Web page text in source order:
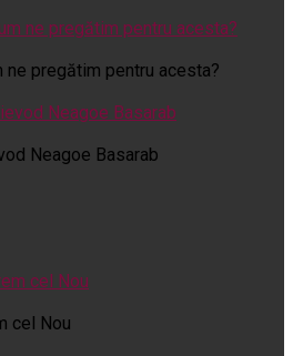
ne pregătim pentru acesta?
Neagoe Basarab
cel Nou